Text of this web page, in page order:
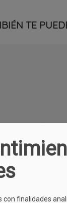
TE
con finalidades